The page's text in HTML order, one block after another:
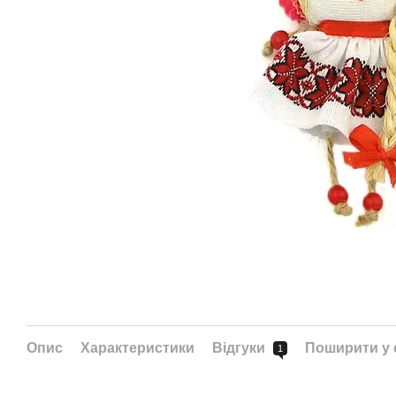
Опис Характеристики Відгуки 1 Поширити у